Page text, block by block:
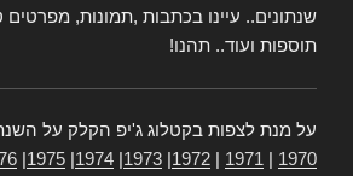
שנתונים.. עיינו בכתבות ,תמונות, מפרטים
תוספות ועוד.. תהנו!
על מנת לצפות בקטלוג ג'יפ הקלק על
1970
1971
1972
1973
1974
1975